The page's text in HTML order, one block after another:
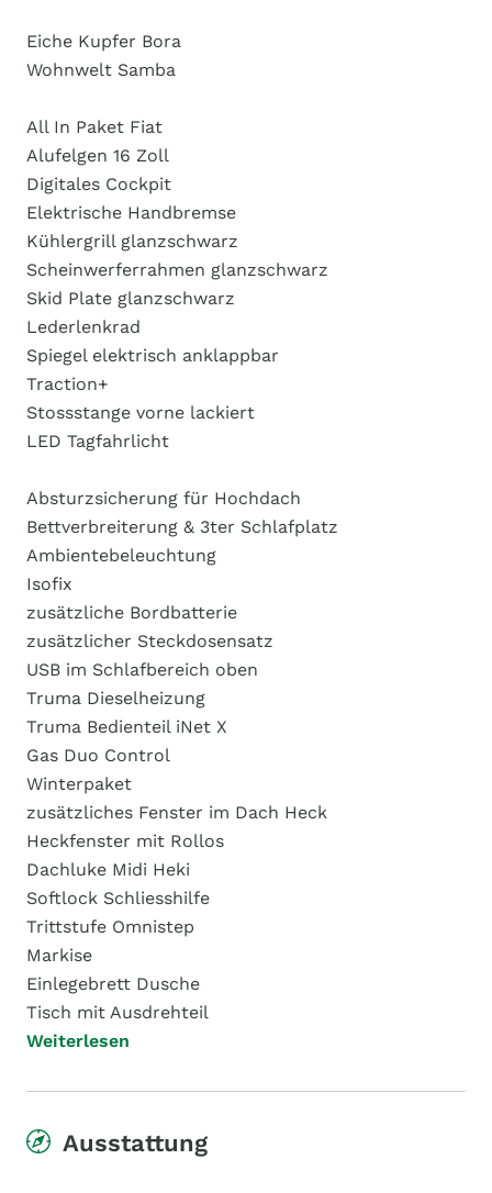
Eiche Kupfer Bora
Wohnwelt Samba
All In Paket Fiat
Alufelgen 16 Zoll
Digitales Cockpit
Elektrische Handbremse
Kühlergrill glanzschwarz
Scheinwerferrahmen glanzschwarz
Skid Plate glanzschwarz
Lederlenkrad
Spiegel elektrisch anklappbar
Traction+
Stossstange vorne lackiert
LED Tagfahrlicht
Absturzsicherung für Hochdach
Bettverbreiterung & 3ter Schlafplatz
Ambientebeleuchtung
Isofix
zusätzliche Bordbatterie
zusätzlicher Steckdosensatz
USB im Schlafbereich oben
Truma Dieselheizung
Truma Bedienteil iNet X
Gas Duo Control
Winterpaket
zusätzliches Fenster im Dach Heck
Heckfenster mit Rollos
Dachluke Midi Heki
Softlock Schliesshilfe
Trittstufe Omnistep
Markise
Einlegebrett Dusche
Tisch mit Ausdrehteil
Weiterlesen
Ausstattung